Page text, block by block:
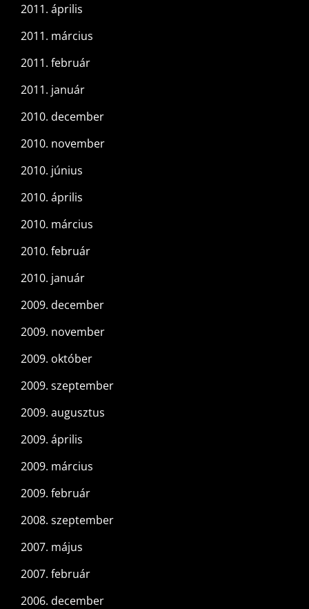
2011. április
2011. március
2011. február
2011. január
2010. december
2010. november
2010. június
2010. április
2010. március
2010. február
2010. január
2009. december
2009. november
2009. október
2009. szeptember
2009. augusztus
2009. április
2009. március
2009. február
2008. szeptember
2007. május
2007. február
2006. december